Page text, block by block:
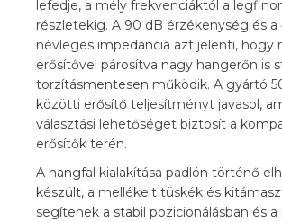
lefedje, a mély frekvenciáktól a
részletekig. A 90 dB érzékenység és a
névleges impedancia azt jelenti, hogy
erősítővel párosítva nagy hangerőn is
torzításmentesen működik. A gyártó
közötti erősítő teljesítményt javasol,
választási lehetőséget biztosít a
erősítők terén.
A hangfal kialakítása padlón történő
készült, a mellékelt tüskék és
segítenek a stabil pozicionálásban és